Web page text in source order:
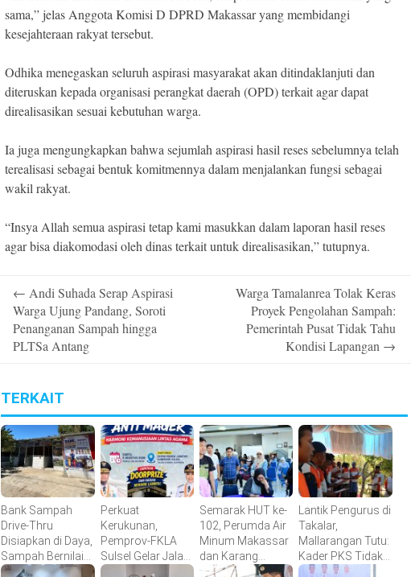
sama,” jelas Anggota Komisi D DPRD Makassar yang membidangi
kesejahteraan rakyat tersebut.
Odhika menegaskan seluruh aspirasi masyarakat akan ditindaklanjuti dan
diteruskan kepada organisasi perangkat daerah (OPD) terkait agar dapat
direalisasikan sesuai kebutuhan warga.
Ia juga mengungkapkan bahwa sejumlah aspirasi hasil reses sebelumnya telah
terealisasi sebagai bentuk komitmennya dalam menjalankan fungsi sebagai
wakil rakyat.
“Insya Allah semua aspirasi tetap kami masukkan dalam laporan hasil reses
agar bisa diakomodasi oleh dinas terkait untuk direalisasikan,” tutupnya.
navigation
← Andi Suhada Serap Aspirasi
Warga Ujung Pandang, Soroti
Penanganan Sampah hingga
PLTSa Antang
Warga Tamalanrea Tolak Keras
Proyek Pengolahan Sampah:
Pemerintah Pusat Tidak Tahu
Kondisi Lapangan →
TERKAIT
Bank Sampah
Drive-Thru
Disiapkan di Daya,
Sampah Bernilai
Ekonomi Makin
Perkuat
Kerukunan,
Pemprov-FKLA
Sulsel Gelar Jalan
Sehat Anti Mager
Semarak HUT ke-
102, Perumda Air
Minum Makassar
dan Karang
Taruna Gelar
Lantik Pengurus di
Takalar,
Mallarangan Tutu:
Kader PKS Tidak
Dicetak di Hotel,